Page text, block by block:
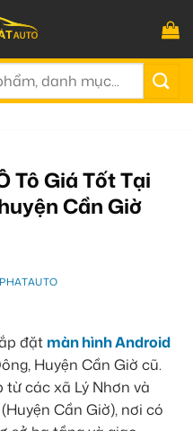
Tô Giá Tốt Tại
Cần Giờ
đặt màn hình Android
Huyện Cần Giờ cũ.
các xã Lý Nhơn và
Cần Giờ), nơi có